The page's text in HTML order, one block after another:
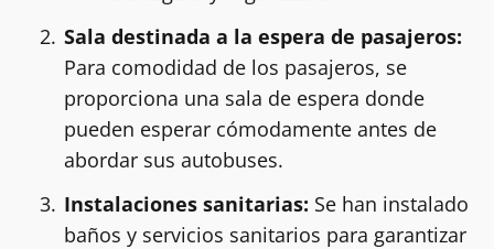
Sala destinada a la espera de pasajeros:
Para comodidad de los pasajeros, se
proporciona una sala de espera donde
pueden esperar cómodamente antes de
abordar sus autobuses.
Instalaciones sanitarias: Se han instalado
baños y servicios sanitarios para garantizar